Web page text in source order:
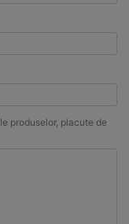
produselor, placute de